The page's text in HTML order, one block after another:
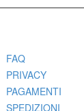
FAQ
PRIVACY
PAGAMENTI
SPEDIZIONI